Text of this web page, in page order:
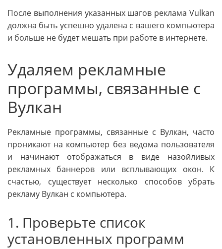
После выполнения указанных шагов реклама Vulkan
должна быть успешно удалена с вашего компьютера
и больше не будет мешать при работе в интернете.
Удаляем рекламные
программы, связанные с
Вулкан
Рекламные программы, связанные с Вулкан, часто
проникают на компьютер без ведома пользователя
и начинают отображаться в виде назойливых
рекламных баннеров или всплывающих окон. К
счастью, существует несколько способов убрать
рекламу Вулкан с компьютера.
1. Проверьте список
установленных программ